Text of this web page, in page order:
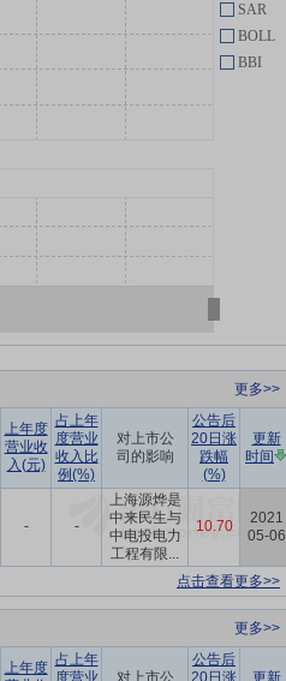
SAR
BOLL
BBI
更多>>
上年度
营业收
入(元)
占上年
度营业
收入比
例(%)
对上市公
司的影响
公告后
20日涨
跌幅
(%)
更新
时间
- -
上海源烨是
中来民生与
中电投电力
工程有限...
10.70
2021
05-06
点击查看更多>>
更多>>
上年度 占上年
度营业
对上市公
公告后
20日涨
更新